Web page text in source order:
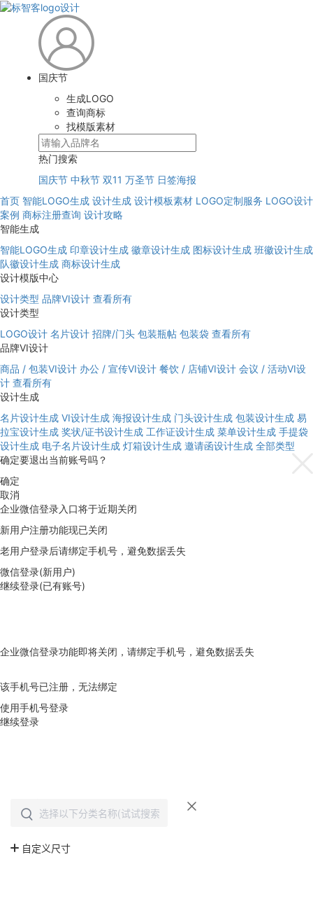
国庆节
生成LOGO
查询商标
找模版素材
热门搜索
国庆节 中秋节 双11 万圣节 日签海报
首页 智能LOGO生成 设计生成 设计模板素材 LOGO定制服务 LOGO设计
案例 商标注册查询 设计攻略
智能生成
智能LOGO生成 印章设计生成 徽章设计生成 图标设计生成 班徽设计生成
队徽设计生成 商标设计生成
设计模版中心
设计类型 品牌VI设计 查看所有
设计类型
LOGO设计 名片设计 招牌/门头 包装瓶帖 包装袋 查看所有
品牌VI设计
商品 / 包装VI设计 办公 / 宣传VI设计 餐饮 / 店铺VI设计 会议 / 活动VI设
计 查看所有
设计生成
名片设计生成 VI设计生成 海报设计生成 门头设计生成 包装设计生成 易
拉宝设计生成 奖状/证书设计生成 工作证设计生成 菜单设计生成 手提袋
设计生成 电子名片设计生成 灯箱设计生成 邀请函设计生成 全部类型
确定要退出当前账号吗？
确定
取消
企业微信登录入口将于近期关闭
新用户注册功能现已关闭
老用户登录后请绑定手机号，避免数据丢失
微信登录(新用户)
继续登录(已有账号)
企业微信登录功能即将关闭，请绑定手机号，避免数据丢失
该手机号已注册，无法绑定
使用手机号登录
继续登录